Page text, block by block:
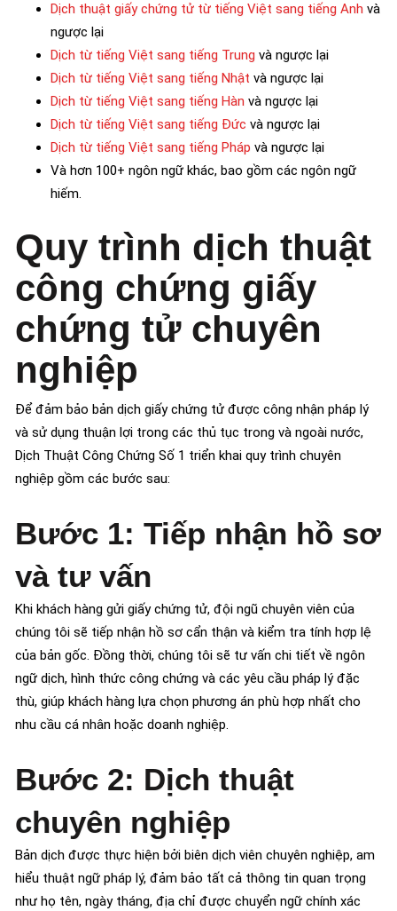
Dịch thuật giấy chứng tử từ tiếng Việt sang tiếng Anh và
ngược lại
Dịch từ tiếng Việt sang tiếng Trung và ngược lại
Dịch từ tiếng Việt sang tiếng Nhật và ngược lại
Dịch từ tiếng Việt sang tiếng Hàn và ngược lại
Dịch từ tiếng Việt sang tiếng Đức và ngược lại
Dịch từ tiếng Việt sang tiếng Pháp và ngược lại
Và hơn 100+ ngôn ngữ khác, bao gồm các ngôn ngữ
hiếm.
Quy trình dịch thuật
công chứng giấy
chứng tử chuyên
nghiệp
Để đảm bảo bản dịch giấy chứng tử được công nhận pháp lý
và sử dụng thuận lợi trong các thủ tục trong và ngoài nước,
Dịch Thuật Công Chứng Số 1 triển khai quy trình chuyên
nghiệp gồm các bước sau:
Bước 1: Tiếp nhận hồ sơ
và tư vấn
Khi khách hàng gửi giấy chứng tử, đội ngũ chuyên viên của
chúng tôi sẽ tiếp nhận hồ sơ cẩn thận và kiểm tra tính hợp lệ
của bản gốc. Đồng thời, chúng tôi sẽ tư vấn chi tiết về ngôn
ngữ dịch, hình thức công chứng và các yêu cầu pháp lý đặc
thù, giúp khách hàng lựa chọn phương án phù hợp nhất cho
nhu cầu cá nhân hoặc doanh nghiệp.
Bước 2: Dịch thuật
chuyên nghiệp
Bản dịch được thực hiện bởi biên dịch viên chuyên nghiệp, am
hiểu thuật ngữ pháp lý, đảm bảo tất cả thông tin quan trọng
như họ tên, ngày tháng, địa chỉ được chuyển ngữ chính xác